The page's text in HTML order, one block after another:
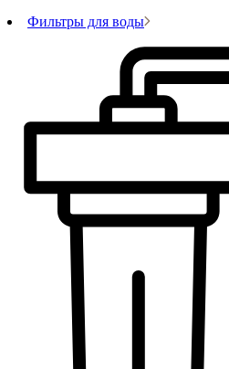
Фильтры для воды